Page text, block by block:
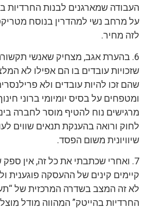
העבודה שמארגנים לבנות
על מרחב נשי למהדרין בנוסח
לזה מחיר.
6. בהערת אגב, מצחיק שאנשי
שזכויות עובדים בו הם אפילו לא
שהם זכו להיות עובדים ולא
ומטפחים על בסיס יומיומי ברוני
מרגישים נוח להטיף מוסר לחברה
לחוק ורואה בהענקת תנאים שווים
שיוויונית משום הפסד.
7. ואחרי שכתבתי את כל זה, אין
קיימים קינים של ההעסקה פוגענית ולא
לא זה המצב בשדרה המרכזית של
החרדיות בהייטק” המהווה מודל